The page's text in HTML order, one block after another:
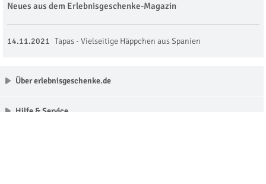
Neues aus dem Erlebnisgeschenke-Magazin
14.11.2021 Tapas - Vielseitige Häppchen aus Spanien
Über erlebnisgeschenke.de
Hilfe & Service